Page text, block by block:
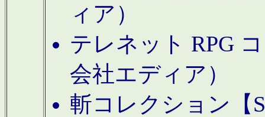
ィア）
テレネット RPG
会社エディア）
斬コレクション【